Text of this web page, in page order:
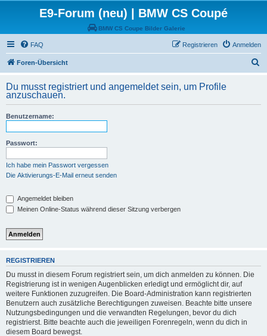
E9-Forum (neu) | BMW CS Coupé
BMW CS Coupe Bilder Galerie
FAQ Anmelden
Registrieren
Foren-Übersicht
h
Du musst registriert und angemeldet sein, um Profile
anzuschauen.
Benutzername:
Passwort:
Ich habe mein Passwort vergessen
Die Aktivierungs-E-Mail erneut senden
Angemeldet bleiben
Meinen Online-Status während dieser Sitzung verbergen
REGISTRIEREN
Du musst in diesem Forum registriert sein, um dich anmelden zu können. Die
Registrierung ist in wenigen Augenblicken erledigt und ermöglicht dir, auf
weitere Funktionen zuzugreifen. Die Board-Administration kann registrierten
Benutzern auch zusätzliche Berechtigungen zuweisen. Beachte bitte unsere
Nutzungsbedingungen und die verwandten Regelungen, bevor du dich
registrierst. Bitte beachte auch die jeweiligen Forenregeln, wenn du dich in
diesem Board bewegst.